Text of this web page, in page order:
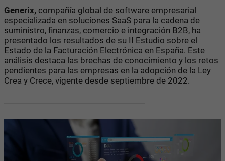
Generix, compañía global de software empresarial
especializada en soluciones SaaS para la cadena de
suministro, finanzas, comercio e integración B2B, ha
presentado los resultados de su II Estudio sobre el
Estado de la Facturación Electrónica en España. Este
análisis destaca las brechas de conocimiento y los retos
pendientes para las empresas en la adopción de la Ley
Crea y Crece, vigente desde septiembre de 2022.